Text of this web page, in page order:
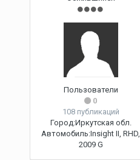
Пользователи
0
108 публикаций
Город:Иркутская обл.
Автомобиль:Insight II, RHD,
2009 G